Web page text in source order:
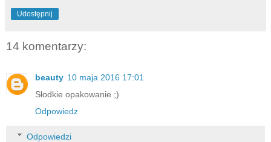
Udostępnij
14 komentarzy:
beauty 10 maja 2016 17:01
Słodkie opakowanie ;)
Odpowiedz
Odpowiedzi